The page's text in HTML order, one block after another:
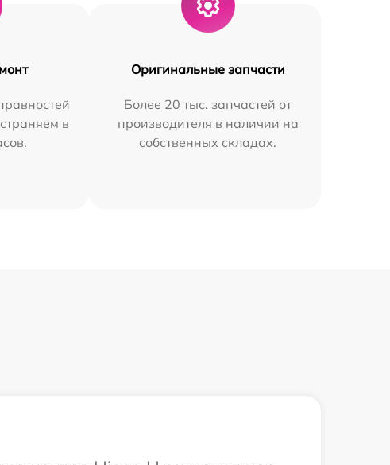
в
Оригинальные запчасти
Более 20 тыс. запчастей от
производителя в наличии на
собственных складах.